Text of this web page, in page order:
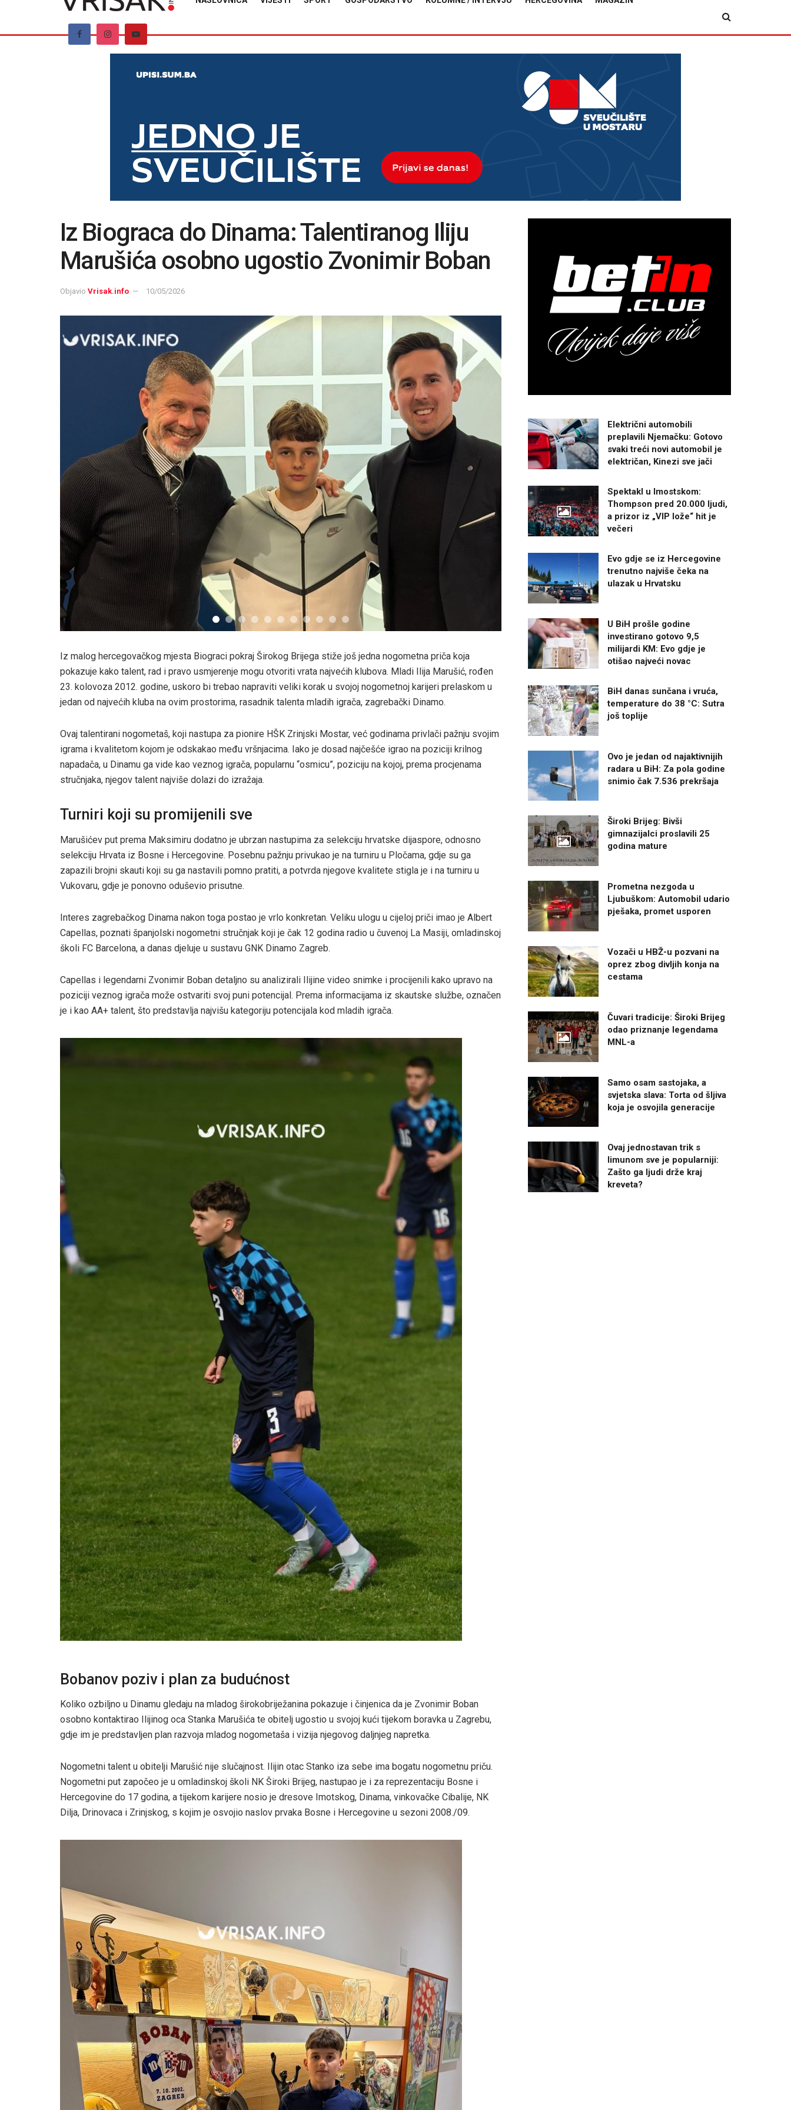
Iz Biograca do Dinama: Talentiranog Iliju
Marušića osobno ugostio Zvonimir Boban
Objavio Vrisak.info 10/05/2026
Iz malog hercegovačkog mjesta Biograci pokraj Širokog Brijega stiže još jedna nogometna priča koja
pokazuje kako talent, rad i pravo usmjerenje mogu otvoriti vrata najvećih klubova. Mladi Ilija Marušić, rođen
23. kolovoza 2012. godine, uskoro bi trebao napraviti veliki korak u svojoj nogometnoj karijeri prelaskom u
jedan od najvećih kluba na ovim prostorima, rasadnik talenta mladih igrača, zagrebački Dinamo.
Ovaj talentirani nogometaš, koji nastupa za pionire HŠK Zrinjski Mostar, već godinama privlači pažnju svojim
igrama i kvalitetom kojom je odskakao među vršnjacima. Iako je dosad najčešće igrao na poziciji krilnog
napadača, u Dinamu ga vide kao veznog igrača, popularnu “osmicu”, poziciju na kojoj, prema procjenama
stručnjaka, njegov talent najviše dolazi do izražaja.
Turniri koji su promijenili sve
Marušićev put prema Maksimiru dodatno je ubrzan nastupima za selekciju hrvatske dijaspore, odnosno
selekciju Hrvata iz Bosne i Hercegovine. Posebnu pažnju privukao je na turniru u Pločama, gdje su ga
zapazili brojni skauti koji su ga nastavili pomno pratiti, a potvrda njegove kvalitete stigla je i na turniru u
Vukovaru, gdje je ponovno oduševio prisutne.
Interes zagrebačkog Dinama nakon toga postao je vrlo konkretan. Veliku ulogu u cijeloj priči imao je Albert
Capellas, poznati španjolski nogometni stručnjak koji je čak 12 godina radio u čuvenoj La Masiji, omladinskoj
školi FC Barcelona, a danas djeluje u sustavu GNK Dinamo Zagreb.
Capellas i legendarni Zvonimir Boban detaljno su analizirali Ilijine video snimke i procijenili kako upravo na
poziciji veznog igrača može ostvariti svoj puni potencijal. Prema informacijama iz skautske službe, označen
je i kao AA+ talent, što predstavlja najvišu kategoriju potencijala kod mladih igrača.
Bobanov poziv i plan za budućnost
Koliko ozbiljno u Dinamu gledaju na mladog širokobriježanina pokazuje i činjenica da je Zvonimir Boban
osobno kontaktirao Ilijinog oca Stanka Marušića te obitelj ugostio u svojoj kući tijekom boravka u Zagrebu,
gdje im je predstavljen plan razvoja mladog nogometaša i vizija njegovog daljnjeg napretka.
Nogometni talent u obitelji Marušić nije slučajnost. Ilijin otac Stanko iza sebe ima bogatu nogometnu priču.
Nogometni put započeo je u omladinskoj školi NK Široki Brijeg, nastupao je i za reprezentaciju Bosne i
Hercegovine do 17 godina, a tijekom karijere nosio je dresove Imotskog, Dinama, vinkovačke Cibalije, NK
Dilja, Drinovaca i Zrinjskog, s kojim je osvojio naslov prvaka Bosne i Hercegovine u sezoni 2008./09.
Električni automobili
preplavili Njemačku: Gotovo
svaki treći novi automobil je
električan, Kinezi sve jači
Spektakl u Imostskom:
Thompson pred 20.000 ljudi,
a prizor iz „VIP lože“ hit je
večeri
Evo gdje se iz Hercegovine
trenutno najviše čeka na
ulazak u Hrvatsku
U BiH prošle godine
investirano gotovo 9,5
milijardi KM: Evo gdje je
otišao najveći novac
BiH danas sunčana i vruća,
temperature do 38 °C: Sutra
još toplije
Ovo je jedan od najaktivnijih
radara u BiH: Za pola godine
snimio čak 7.536 prekršaja
Široki Brijeg: Bivši
gimnazijalci proslavili 25
godina mature
Prometna nezgoda u
Ljubuškom: Automobil udario
pješaka, promet usporen
Vozači u HBŽ-u pozvani na
oprez zbog divljih konja na
cestama
Čuvari tradicije: Široki Brijeg
odao priznanje legendama
MNL-a
Samo osam sastojaka, a
svjetska slava: Torta od šljiva
koja je osvojila generacije
Ovaj jednostavan trik s
limunom sve je popularniji:
Zašto ga ljudi drže kraj
kreveta?